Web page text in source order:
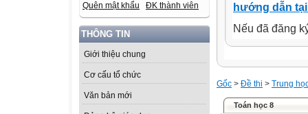
Quên mật khẩu ĐK thành viên
THÔNG TIN
Giới thiệu chung
Cơ cấu tổ chức
Văn bản mới
hướng dẫn
Nếu đã đăng
Gốc > Đề thi > Trung
Toán học 8